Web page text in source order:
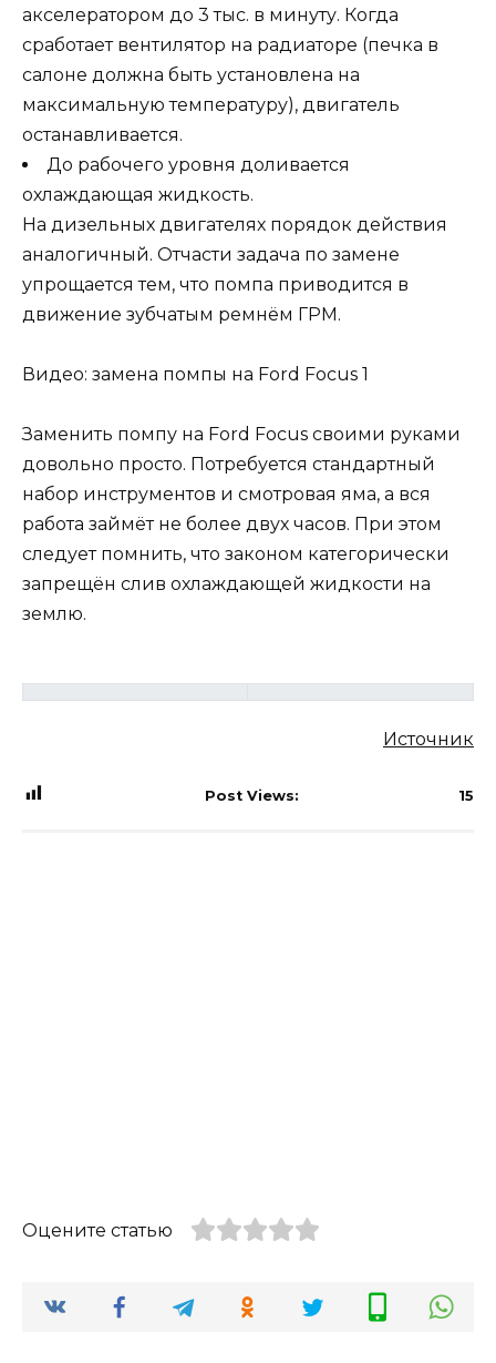
акселератором до 3 тыс. в минуту. Когда
сработает вентилятор на радиаторе (печка в
салоне должна быть установлена на
максимальную температуру), двигатель
останавливается.
До рабочего уровня доливается
охлаждающая жидкость.
На дизельных двигателях порядок действия
аналогичный. Отчасти задача по замене
упрощается тем, что помпа приводится в
движение зубчатым ремнём ГРМ.
Видео: замена помпы на Ford Focus 1
Заменить помпу на Ford Focus своими руками
довольно просто. Потребуется стандартный
набор инструментов и смотровая яма, а вся
работа займёт не более двух часов. При этом
следует помнить, что законом категорически
запрещён слив охлаждающей жидкости на
землю.
Источник
Post Views: 15
Оцените статью